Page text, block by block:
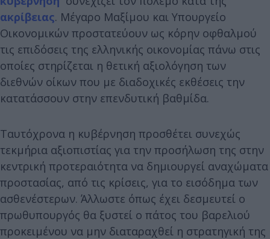
ακρίβειας. Μέγαρο Μαξίμου και Υπουργείο
Οικονομικών προστατεύουν ως κόρην οφθαλμού
τις επιδόσεις της ελληνικής οικονομίας πάνω στις
οποίες στηρίζεται η θετική αξιολόγηση των
διεθνών οίκων που με διαδοχικές εκθέσεις την
κατατάσσουν στην επενδυτική βαθμίδα.
Ταυτόχρονα η κυβέρνηση προσθέτει συνεχώς
τεκμήρια αξιοπιστίας για την προσήλωση της στην
κεντρική προτεραιότητα να δημιουργεί αναχώματα
προστασίας, από τις κρίσεις, για το εισόδημα των
ασθενέστερων. Άλλωστε όπως έχει δεσμευτεί ο
πρωθυπουργός θα ξυστεί ο πάτος του βαρελιού
προκειμένου να μην διαταραχθεί η στρατηγική της